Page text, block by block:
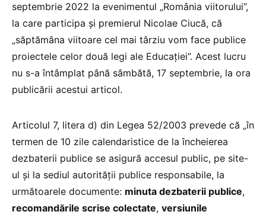
septembrie 2022 la evenimentul „România viitorului”,
la care participa și premierul Nicolae Ciucă, că
„săptămâna viitoare cel mai târziu vom face publice
proiectele celor două legi ale Educației”. Acest lucru
nu s-a întâmplat până sâmbătă, 17 septembrie, la ora
publicării acestui articol.
Articolul 7, litera d) din Legea 52/2003 prevede că „în
termen de 10 zile calendaristice de la încheierea
dezbaterii publice se asigură accesul public, pe site-
ul și la sediul autorității publice responsabile, la
următoarele documente: minuta dezbaterii publice,
recomandările scrise colectate, versiunile